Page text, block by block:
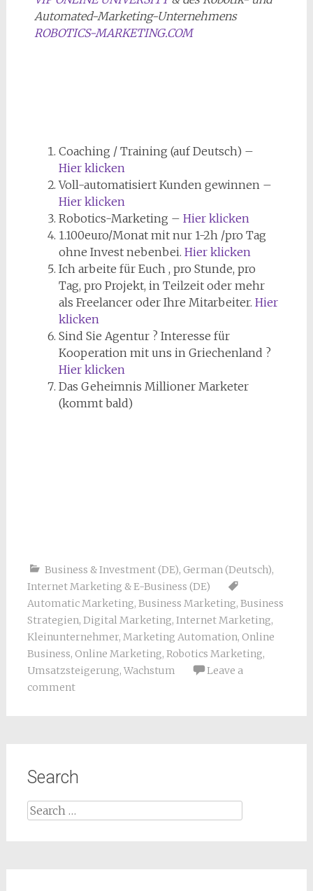
Automated-Marketing-Unternehmens
ROBOTICS-MARKETING.COM
Coaching / Training (auf Deutsch) –
Hier klicken
Voll-automatisiert Kunden gewinnen –
Hier klicken
Robotics-Marketing – Hier klicken
1.100euro/Monat mit nur 1-2h /pro Tag
ohne Invest nebenbei. Hier klicken
Ich arbeite für Euch , pro Stunde, pro
Tag, pro Projekt, in Teilzeit oder mehr
als Freelancer oder Ihre Mitarbeiter. Hier
klicken
Sind Sie Agentur ? Interesse für
Kooperation mit uns in Griechenland ?
Hier klicken
Das Geheimnis Millioner Marketer
(kommt bald)
Business & Investment (DE), German (Deutsch),
Internet Marketing & E-Business (DE)
Automatic Marketing, Business Marketing, Business
Strategien, Digital Marketing, Internet Marketing,
Kleinunternehmer, Marketing Automation, Online
Business, Online Marketing, Robotics Marketing,
Umsatzsteigerung, Wachstum
Leave a
comment
Search